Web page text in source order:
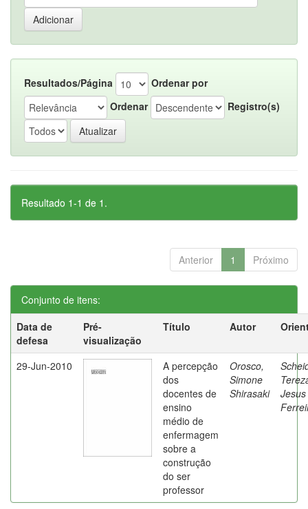
Resultados/Página
Ordenar por
Ordenar
Registro(s)
Resultado 1-1 de 1.
Anterior 1 Próximo
Conjunto de itens:
Data de
defesa
Pré-
visualização
Título Autor
29-Jun-2010
A percepção
dos
docentes de
ensino
médio de
enfermagem
sobre a
construção
do ser
professor
Orosco,
Simone
Shirasaki
Jesus